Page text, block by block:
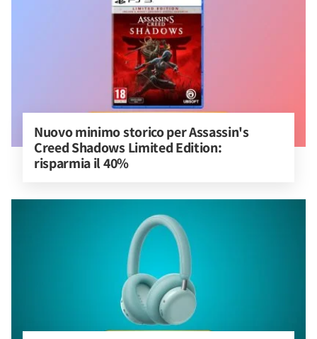
Nuovo minimo storico per Assassin's
Creed Shadows Limited Edition:
risparmia il 40%